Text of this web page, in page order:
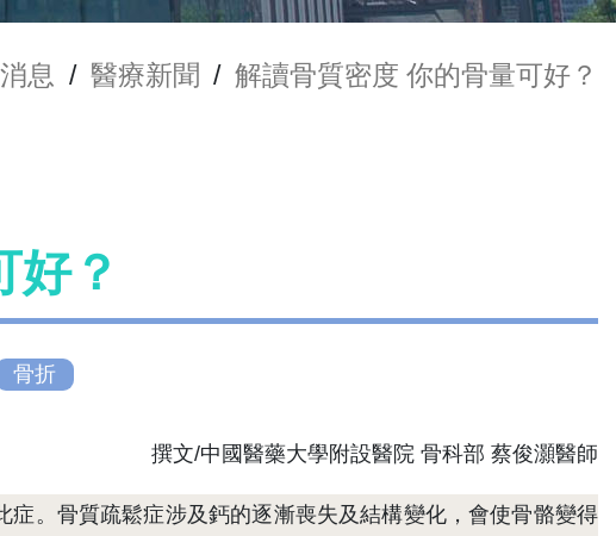
息 / 醫療新聞 / 解讀骨質密度 你的骨量可好？
好？
骨折
撰文/中國醫藥大學附設醫院 骨科部 蔡俊灝醫師
。骨質疏鬆症涉及鈣的逐漸喪失及結構變化，會使骨骼變得